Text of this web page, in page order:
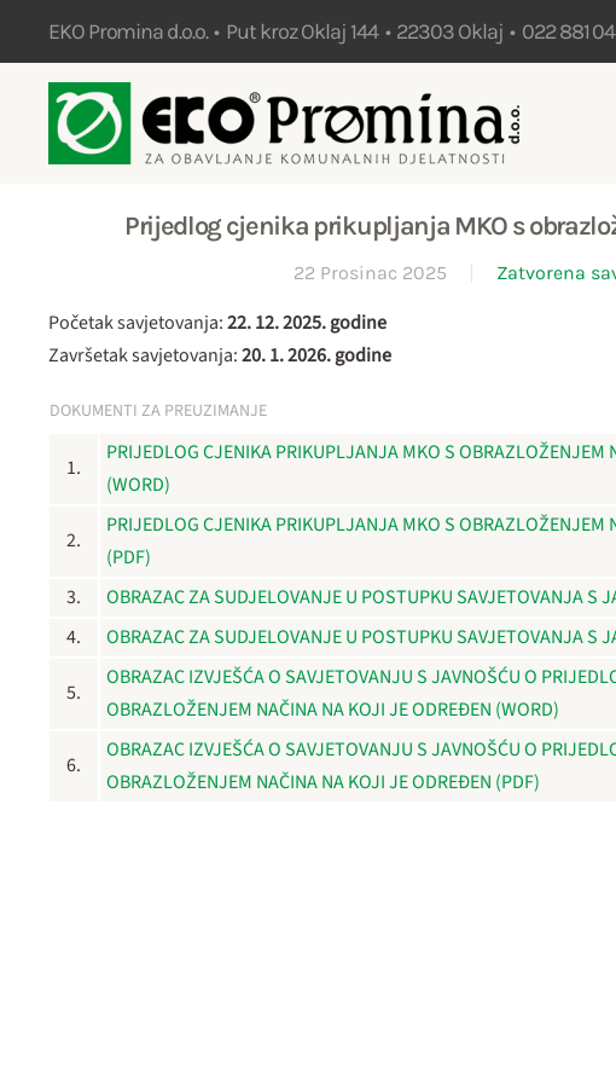
Skip to main content
EKO Promina d.o.o. • Put kroz Oklaj 144 • 22303 Oklaj • 022 881
Prijedlog cjenika prikupljanja MKO s
22 Prosinac 2025 Zatvorena
Početak savjetovanja:22. 12. 2025. godine
Završetak savjetovanja:20. 1. 2026. godine
DOKUMENTI ZA PREUZIMANJE
1.
PRIJEDLOG CJENIKA PRIKUPLJANJA MKO S OBRAZLOŽENJEM
(WORD)
2.
PRIJEDLOG CJENIKA PRIKUPLJANJA MKO S OBRAZLOŽENJEM
(PDF)
3. OBRAZAC ZA SUDJELOVANJE U POSTUPKU SAVJETOVANJA S
4.
OBRAZAC ZA SUDJELOVANJE U POSTUPKU SAVJETOVANJA S
5.
OBRAZAC IZVJEŠĆA O SAVJETOVANJU S JAVNOŠĆU O
OBRAZLOŽENJEM NAČINA NA KOJI JE ODREĐEN (WORD)
6.
OBRAZAC IZVJEŠĆA O SAVJETOVANJU S JAVNOŠĆU O
OBRAZLOŽENJEM NAČINA NA KOJI JE ODREĐEN (PDF)